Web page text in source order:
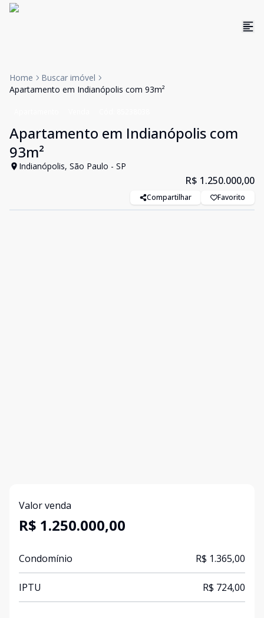
Home
Buscar imóvel
Apartamento em Indianópolis com 93m²
Apartamento em Indianópolis com
93m²
Indianópolis, São Paulo - SP
R$ 1.250.000,00
Compartilhar Favorito
Valor venda
R$ 1.250.000,00
Condomínio R$ 1.365,00
IPTU R$ 724,00